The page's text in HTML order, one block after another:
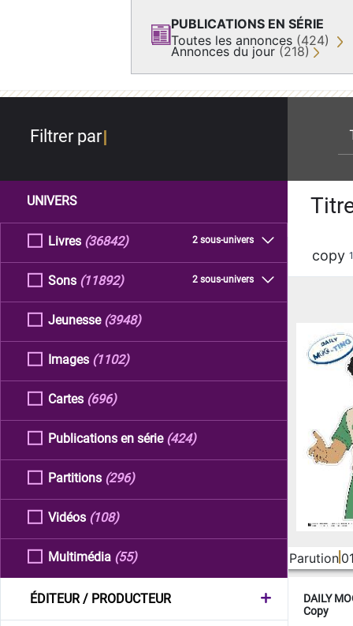
PUBLICATIONS EN SÉRIE
Toutes les annonces (424)
Annonces du jour (218)
Filtrer par
UNIVERS
Livres 2 sous-univers
(36842)
Sons 2 sous-univers
(11892)
Jeunesse (3948)
Images (1102)
Cartes (696)
Publications en série (424)
Partitions (296)
Vidéos (108)
Multimédia (55)
ÉDITEUR / PRODUCTEUR
copy
Parution
DAILY
Copy